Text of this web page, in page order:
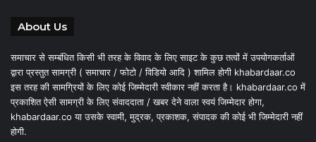
About Us
समाचार से सम्बंधित किसी भी तरह के विवाद के लिए साइट के कुछ तत्वों में उपयोगकर्ताओं
द्वारा प्रस्तुत सामग्री ( समाचार / फोटो / विडियो आदि ) शामिल होगी khabardaar.co
इस तरह की सामग्रियों के लिए कोई जिम्मेदारी स्वीकार नहीं करता है। khabardaar.co में
प्रकाशित ऐसी सामग्री के लिए संवाददाता / खबर देने वाला स्वयं जिम्मेदार होगा,
khabardaar.co या उसके स्वामी, मुद्रक, प्रकाशक, संपादक की कोई भी जिम्मेदारी नहीं
होगी.